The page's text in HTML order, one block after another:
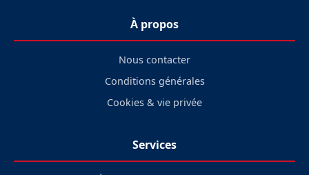
À propos
Nous contacter
Conditions générales
Cookies & vie privée
Services